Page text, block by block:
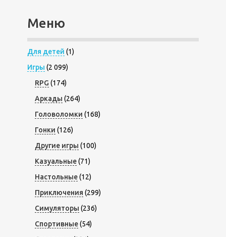
Меню
Для детей (1)
Игры (2 099)
RPG (174)
Аркады (264)
Головоломки (168)
Гонки (126)
Другие игры (100)
Казуальные(71)
Настольные(12)
Приключения (299)
Симуляторы (236)
Спортивные(54)